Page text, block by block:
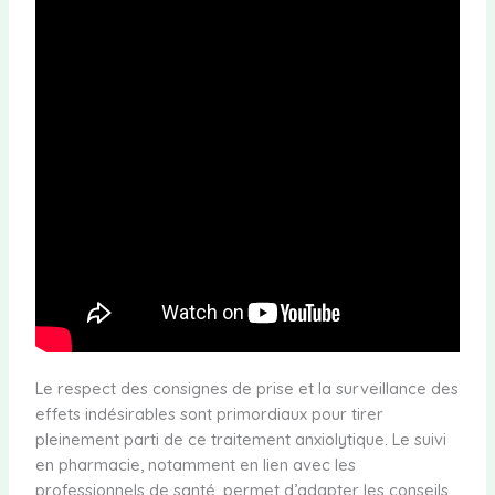
Le respect des consignes de prise et la surveillance des
effets indésirables sont primordiaux pour tirer
pleinement parti de ce traitement anxiolytique. Le suivi
en pharmacie, notamment en lien avec les
professionnels de santé, permet d’adapter les conseils